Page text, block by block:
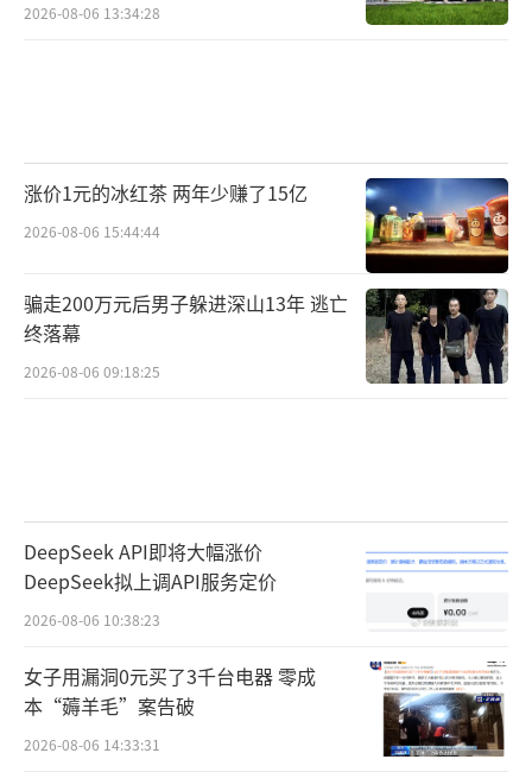
2026-08-06 13:34:28
涨价1元的冰红茶 两年少赚了15亿
2026-08-06 15:44:44
骗走200万元后男子躲进深山13年 逃亡
终落幕
2026-08-06 09:18:25
DeepSeek API即将大幅涨价
DeepSeek拟上调API服务定价
2026-08-06 10:38:23
女子用漏洞0元买了3千台电器 零成
本“薅羊毛”案告破
2026-08-06 14:33:31